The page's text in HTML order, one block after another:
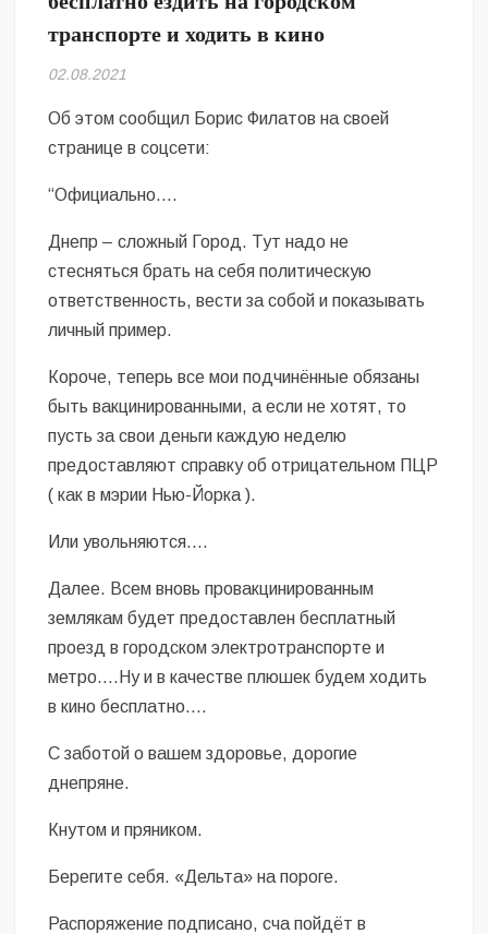
Безугла закликає валити Сирського
Світові бренди одягу та взуття: розвиток ринку та вплив на
сучасну моду
навколо керівництва армії
транспорте и ходить в кино
02.08.2021
Об этом сообщил Борис Филатов на своей
странице в соцсети:
“Официально.…
Днепр – сложный Город. Тут надо не
стесняться брать на себя политическую
ответственность, вести за собой и показывать
личный пример.
Короче, теперь все мои подчинённые обязаны
быть вакцинированными, а если не хотят, то
пусть за свои деньги каждую неделю
предоставляют справку об отрицательном ПЦР
( как в мэрии Нью-Йорка ).
Или увольняются.…
Далее. Всем вновь провакцинированным
землякам будет предоставлен бесплатный
проезд в городском электротранспорте и
метро.…Ну и в качестве плюшек будем ходить
в кино бесплатно.…
С заботой о вашем здоровье, дорогие
днепряне.
Кнутом и пряником.
Берегите себя. «Дельта» на пороге.
Распоряжение подписано, сча пойдёт в